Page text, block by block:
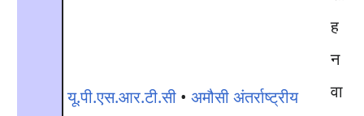
न
वा
यू.पी.एस.आर.टी.सी • अमौसी अंतर्राष्ट्रीय